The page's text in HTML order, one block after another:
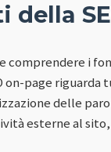
della
i
on-page
delle
esterne al